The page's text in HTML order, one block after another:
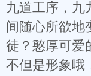
九道工序，九
间随心所欲地
徒？憨厚可爱
不但是形象哦